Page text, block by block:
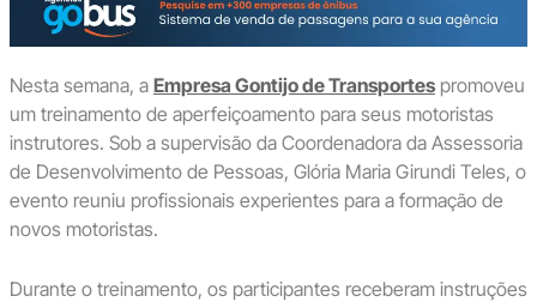
Nesta semana, a Empresa Gontijo de Transportespromoveu
um treinamento de aperfeiçoamento para seus motoristas
instrutores. Sob a supervisão da Coordenadora da Assessoria
de Desenvolvimento de Pessoas, Glória Maria Girundi Teles, o
evento reuniu profissionais experientes para a formação de
novos motoristas.
Durante o treinamento, os participantes receberam instruções